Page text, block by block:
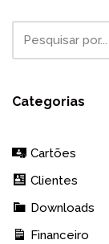
Categorias
Cartões
Clientes
Downloads
Financeiro